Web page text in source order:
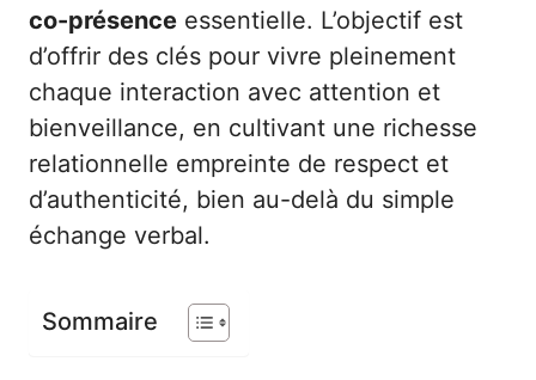
co-présence essentielle. L’objectif est
d’offrir des clés pour vivre pleinement
chaque interaction avec attention et
bienveillance, en cultivant une richesse
relationnelle empreinte de respect et
d’authenticité, bien au-delà du simple
échange verbal.
Sommaire